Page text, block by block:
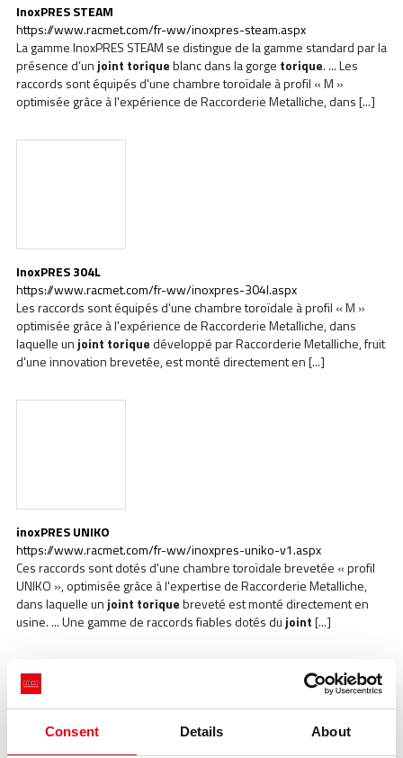
Consent Details About
InoxPRES STEAM
https://www.racmet.com/fr-ww/inoxpres-steam.aspx
La gamme InoxPRES STEAM se distingue de la gamme standard par la
présence d’un joint toriqueblanc dans la gorge torique. ... Les
raccords sont équipés d'une chambre toroïdale à profil « M »
optimisée grâce à l'expérience de Raccorderie Metalliche, dans [...]
InoxPRES 304L
https://www.racmet.com/fr-ww/inoxpres-304l.aspx
Les raccords sont équipés d'une chambre toroïdale à profil « M »
optimisée grâce à l'expérience de Raccorderie Metalliche, dans
laquelle un joint toriquedéveloppé par Raccorderie Metalliche, fruit
d'une innovation brevetée, est monté directement en [...]
inoxPRES UNIKO
https://www.racmet.com/fr-ww/inoxpres-uniko-v1.aspx
Ces raccords sont dotés d'une chambre toroïdale brevetée « profil
UNIKO », optimisée grâce à l'expertise de Raccorderie Metalliche,
dans laquelle un joint toriquebreveté est monté directement en
usine. ... Une gamme de raccords fiables dotés du joint[...]